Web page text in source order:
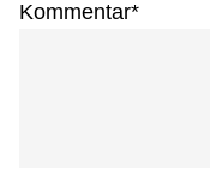
Kommentar*